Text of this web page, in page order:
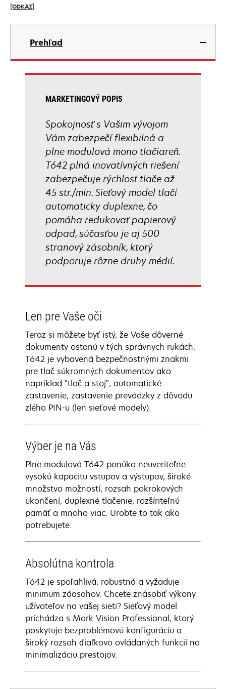
[ODKAZ]
opens
new
Prehľad
MARKETINGOVÝ POPIS
Spokojnosť s Vašim vývojom
Vám zabezpečí flexibilná a
plne modulová mono tlačiareň.
T642 plná inovatívných riešení
zabezpečuje rýchlosť tlače až
45 str./min. Sieťový model tlačí
automaticky duplexne, čo
pomáha redukovať papierový
odpad, súčasťou je aj 500
stranový zásobník, ktorý
podporuje rôzne druhy médií.
Len pre Vaše oči
Teraz si môžete byť istý, že Vaše dôverné
dokumenty ostanú v tých správnych rukách.
T642 je vybavená bezpečnostnými znakmi
pre tlač súkromných dokumentov ako
napríklad "tlač a stoj", automatické
zastavenie, zastavenie prevádzky z dôvodu
zlého PIN-u (len sieťové modely).
Výber je na Vás
Plne modulová T642 ponúka neuveriteľne
vysokú kapacitu vstupov a výstupov, široké
množstvo možností, rozsah pokrokových
ukončení, duplexné tlačenie, rozšíriteľnú
pamäť a mnoho viac. Urobte to tak ako
potrebujete.
Absolútna kontrola
T642 je spoľahlivá, robustná a vyžaduje
minimum záasahov. Chcete znásobiť výkony
užívateľov na vašej sieti? Sieťový model
prichádza s Mark Vision Professional, ktorý
poskytuje bezproblémovú konfiguráciu a
široký rozsah ďiaľkovo ovládaných funkcií na
minimalizáciu prestojov.